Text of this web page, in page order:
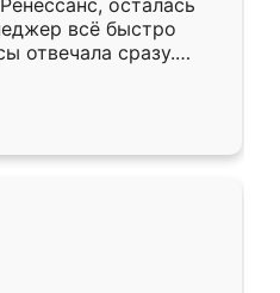
осталась
всё быстро
отвечала сразу.
подошёл к
Собрали
аккуратно, даже